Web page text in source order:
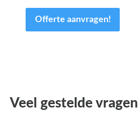
Offerte aanvragen!
Veel gestelde vragen